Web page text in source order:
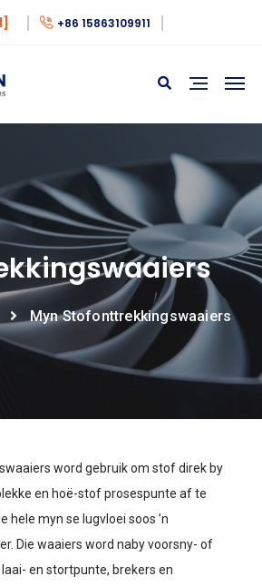
+86 15863109911
Myn Stofonttrekkingswaaiers
word gebruik om stof direk by
en hoë-stof prosespunte af te
hele myn se lugvloei soos ’n
Die waaiers word naby voorsny- of
en stortpunte, brekers en